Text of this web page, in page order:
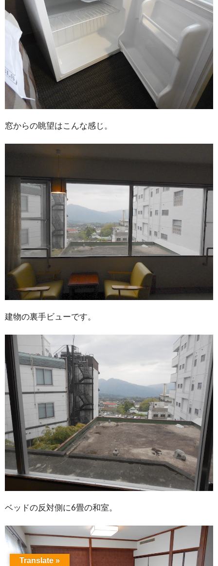
窓からの眺望はこんな感じ。
建物の裏手ビューです。
ベッドの反対側に6畳の和室。
Translate »